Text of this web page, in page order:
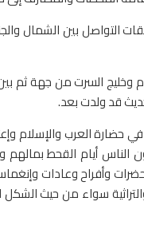
التواصل بين الشمال
وخليج السرت من جهة ثم
قد ولدت بعد.
حضارة العرب والإسلام
الناس أيام القحط
وأفراح وعادات
سواء من حيث الشكل